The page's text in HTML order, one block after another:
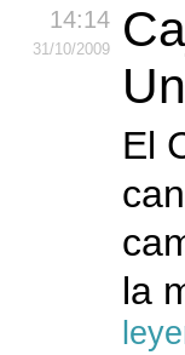
14:14
31/10/2009
El
la